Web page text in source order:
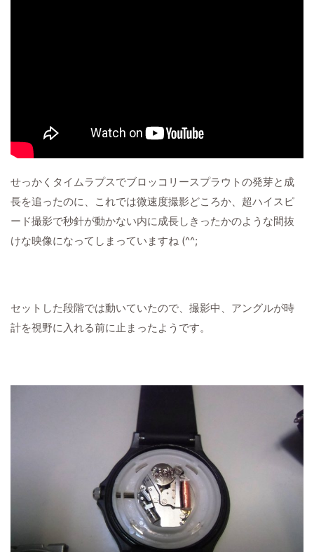
せっかくタイムラプスでブロッコリースプラウトの発芽と成
長を追ったのに、これでは微速度撮影どころか、超ハイスピ
ード撮影で秒針が動かない内に成長しきったかのような間抜
けな映像になってしまっていますね (^^;
セットした段階では動いていたので、撮影中、アングルが時
計を視野に入れる前に止まったようです。